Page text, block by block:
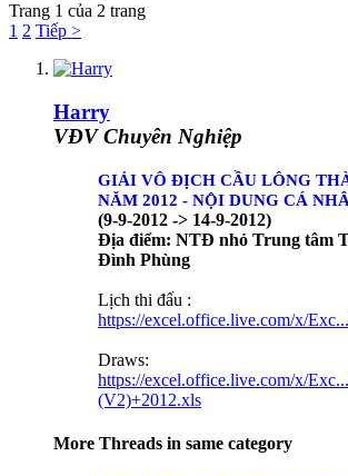
Trang 1 của 2 trang
1 2 Tiếp >
Harry
VĐV Chuyên Nghiệp
GIẢI VÔ ĐỊCH CẦU LÔNG
NĂM 2012 - NỘI DUNG CÁ
(9-9-2012 -> 14-9-2012)
Địa điểm: NTĐ nhỏ Trung tâm
Đình Phùng
Lịch thi đấu :
https://excel.office.live.com/x/
Draws:
https://excel.office.live.com/x/
(V2)+2012.xls
More Threads in same category